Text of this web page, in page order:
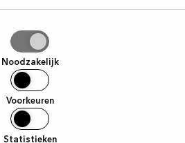
Noodzakelijk
Voorkeuren
Statistieken